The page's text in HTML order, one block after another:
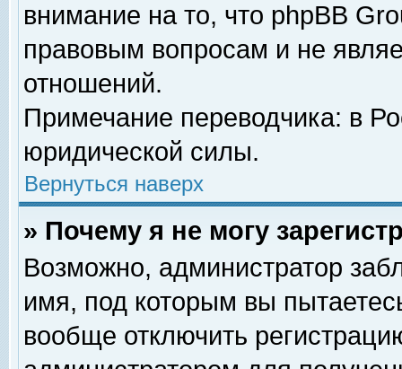
внимание на то, что phpBB
правовым вопросам и не
отношений.
Примечание переводчика: в
юридической силы.
Вернуться наверх
» Почему я не могу
Возможно, администратор
имя, под которым вы
вообще отключить